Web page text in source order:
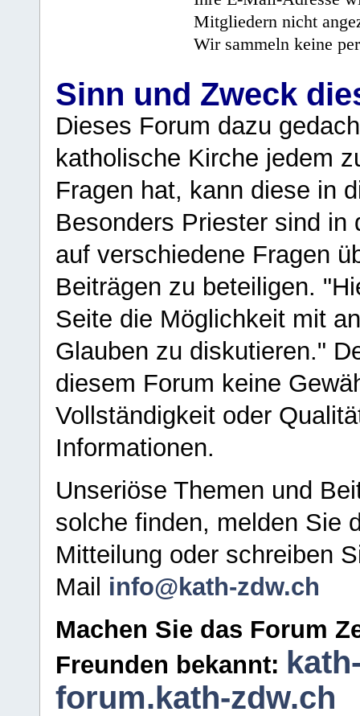
Mitgliedern nicht
Wir sammeln keine
Sinn und Zweck
Dieses Forum dazu
katholische Kirche jedem
Fragen hat, kann diese in
Besonders Priester sind in
auf verschiedene Fragen
Beiträgen zu beteiligen.
Seite die Möglichkeit mit
Glauben zu diskutieren."
diesem Forum keine
Vollständigkeit oder
Informationen.
Unseriöse Themen und
solche finden, melden Sie
Mitteilung oder schreiben
Mail info@kath-zdw.ch
Machen Sie das Forum
Freunden bekannt:
forum.kath-zdw.ch